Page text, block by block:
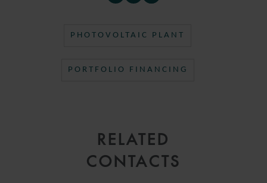
PHOTOVOLTAIC PLANT
PORTFOLIO FINANCING
RELATED
CONTACTS